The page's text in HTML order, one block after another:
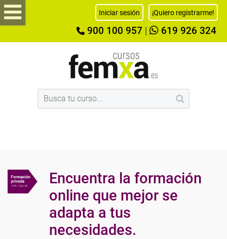
Iniciar sesión ¡Quiero registrarme!
900 100 957 619 926 324
Encuentra la formación
online que mejor se
adapta a tus
necesidades.